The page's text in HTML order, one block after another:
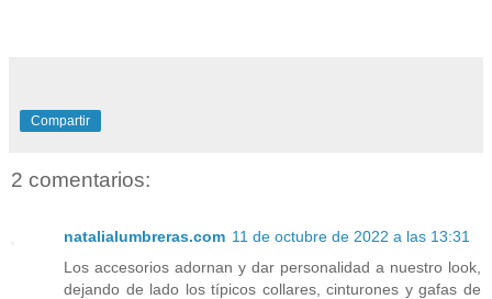
Compartir
2 comentarios:
natalialumbreras.com 11 de octubre de 2022 a las 13:31
Los accesorios adornan y dar personalidad a nuestro look,
dejando de lado los típicos collares, cinturones y gafas de